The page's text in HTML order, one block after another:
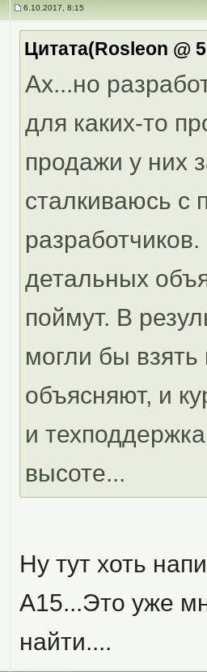
6.10.2017, 8:15
Цитата(Rosleon @
Ах...но
для каких-то
продажи у них
сталкиваюсь с
детальных
поймут. В
могли бы
объясняют, и
и
высоте...
Ну тут хоть
А15...Это уже
найти....